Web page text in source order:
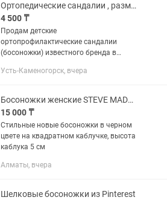
Ортопедические сандалии , размер 19 (кожаная стелька)
4 500 ₸
Продам детские
ортопрофилактические сандалии
(босоножки) известного бренда в
разработана с учетом особенностей
подойдет для первых шагов,...
Усть-Каменогорск, вчера
Босоножки женские STEVE MADDEN 39 размер
15 000 ₸
Стильные новые босоножки в черном
цвете на квадратном каблучке, высота
каблука 5 см
Алматы, вчера
Шелковые босоножки из Pinterest